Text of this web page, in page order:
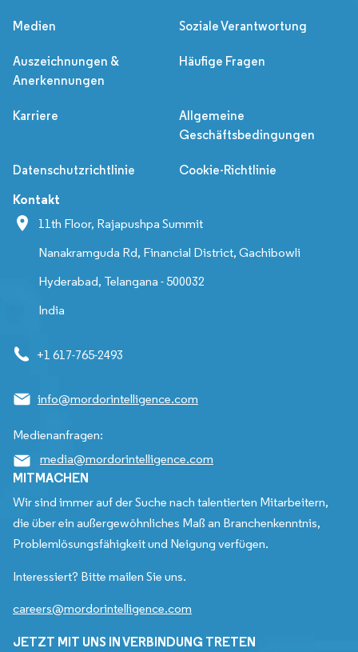
Medien Soziale Verantwortung
Auszeichnungen &
Anerkennungen
Häufige Fragen
Karriere
Allgemeine
Geschäftsbedingungen
Datenschutzrichtlinie Cookie-Richtlinie
Kontakt
11th Floor, Rajapushpa Summit
Nanakramguda Rd, Financial District, Gachibowli
Hyderabad, Telangana - 500032
India
+1 617-765-2493
info@mordorintelligence.com
Medienanfragen:
media@mordorintelligence.com
MITMACHEN
Wir sind immer auf der Suche nach talentierten Mitarbeitern,
die über ein außergewöhnliches Maß an Branchenkenntnis,
Problemlösungsfähigkeit und Neigung verfügen.
Interessiert? Bitte mailen Sie uns.
careers@mordorintelligence.com
JETZT MIT UNS IN VERBINDUNG TRETEN